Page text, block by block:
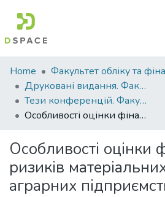
Communities
&
Collections
Statistics
Home
Друковані видання. Факультет обліку та фінансів
Тези конференцій. Факультет обліку та фінансів
Особливості оцінки фінансових ризиків матеріальних запасів аграрних підприємств
Особливості оцінки
ризиків
аграрних